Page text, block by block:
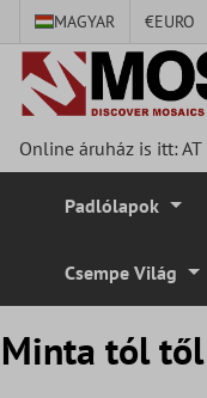
tartalomra
MAGYAR €EURO
Online áruház is itt:AT
Padlólapok
Csempe Világ
Minta tól től